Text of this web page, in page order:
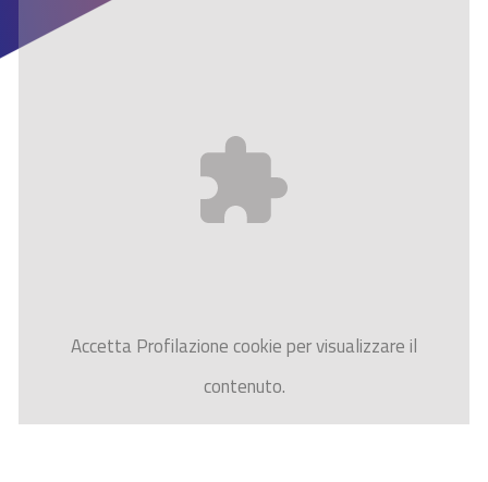
AccettaProfilazionecookie per visualizzare il
contenuto.